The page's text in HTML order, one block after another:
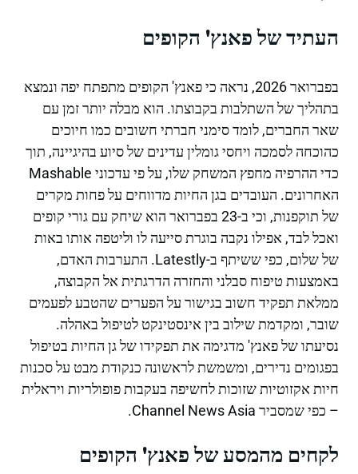
העתיד של פאנץ' הקופים
בפברואר 2026, נראה כי פאנץ' הקופים מתפתח יפה ונמצא
בתהליך של השתלבות בקבוצתו. הוא מבלה יותר זמן עם
שאר החברים, לומד סימני חברתי חשובים כמו חיוכים
כהוכחה לסמכה ויחסי גומלין עדינים של סיוע בהיגיינה, תוך
כדי ההרפיה מחפץ המשחק שלו, על פי עדכוני Mashable
האחרונים. העובדים בגן החיות מדווחים על פחות מקרים
של תוקפנות, וכי ב-23 בפברואר הוא שיחק עם גורי קופים
ואכל לבד, אפילו נקבה בוגרת סייעה לו וליטפה אותו באות
של שלום, כפי ששיתף ב-Latestly. התערבות האדם,
באמצעות טיפוח סבלני והחזרה הדרגתית אל הקבוצה,
ממלאת תפקיד חשוב בגישור על הפערים שהטבע לפעמים
שובר, ומקדמת שילוב בין אינסטינקט לטיפול באהלה.
נסיעתו של פאנץ' מדגימה את תפקידו של גן החיות בטיפול
בפגומים נדירים, ומשמשת לראשונה כנקודת מבט על סכנות
חיות אקזוטיות שזוכות לחשיפה בעקבות פופולריות ויראלית
– כפי שמסביר Channel News Asia.
לקחים מהמסע של פאנץ' הקופים